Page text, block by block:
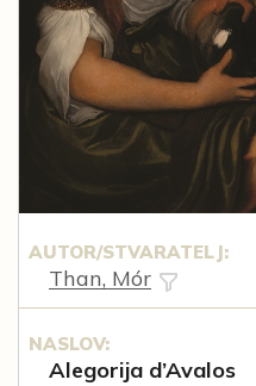
AUTOR/STVARATELJ:
Than, Mór
NASLOV:
Alegorija d’Avalos